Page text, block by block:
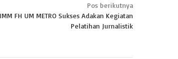
Pos berikutnya
FH UM METRO Sukses Adakan Kegiatan
Pelatihan Jurnalistik